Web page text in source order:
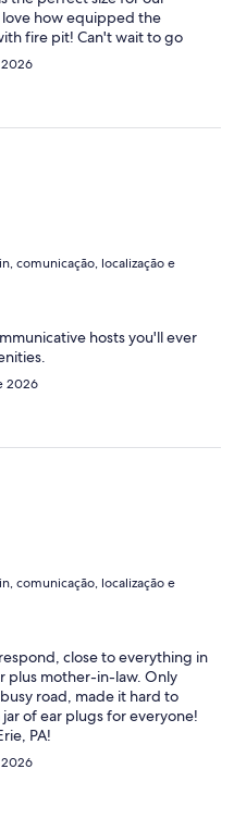
how equipped the
fire pit! Can't wait to go
comunicação, localização e
hosts you'll ever
2026
comunicação, localização e
close to everything in
plus mother-in-law. Only
road, made it hard to
of ear plugs for everyone!
PA!